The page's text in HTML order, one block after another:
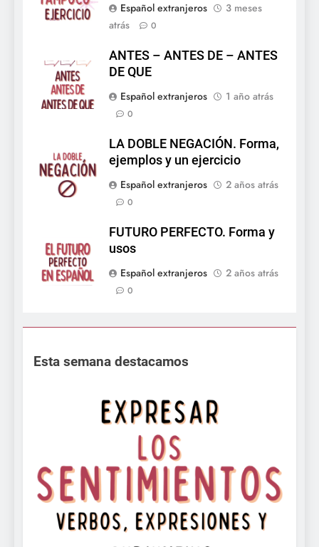
Español extranjeros
3 meses
atrás
0
ANTES – ANTES DE – ANTES
DE QUE
Español extranjeros
1 año atrás
0
LA DOBLE NEGACIÓN. Forma,
ejemplos y un ejercicio
Español extranjeros
2 años atrás
0
FUTURO PERFECTO. Forma y
usos
Español extranjeros
2 años atrás
0
Esta semana destacamos